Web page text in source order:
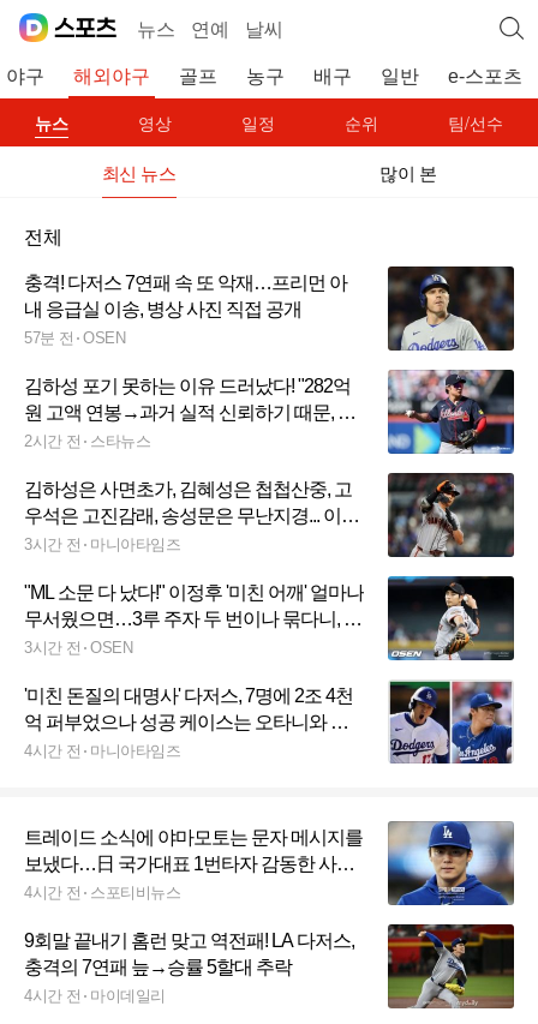
뉴스 연예 날씨
야구 해외야구 골프 농구 배구 일반 e-스포츠
뉴스 영상 일정 순위 팀/선수
최신 뉴스 많이 본
전체
충격! 다저스 7연패 속 또 악재…프리먼 아
내 응급실 이송, 병상 사진 직접 공개
57분 전 OSEN
김하성 포기 못하는 이유 드러났다! "282억
원 고액 연봉→과거 실적 신뢰하기 때문, 수
비 여전히 호평"
2시간 전 스타뉴스
김하성은 사면초가, 김혜성은 첩첩산중, 고
우석은 고진감래, 송성문은 무난지경... 이정
후는?
3시간 전 마니아타임즈
"ML 소문 다 났다!" 이정후 '미친 어깨' 얼마나
무서웠으면…3루 주자 두 번이나 묶다니, 감
독도 감탄
3시간 전 OSEN
'미친 돈질의 대명사' 다저스, 7명에 2조 4천
억 퍼부었으나 성공 케이스는 오타니와 야
마모토뿐
4시간 전 마니아타임즈
트레이드 소식에 야마모토는 문자 메시지를
보냈다…日 국가대표 1번타자 감동한 사연
"정말 좋은 사람이다"
4시간 전 스포티비뉴스
9회말 끝내기 홈런 맞고 역전패! LA 다저스,
충격의 7연패 늪→승률 5할대 추락
4시간 전 마이데일리